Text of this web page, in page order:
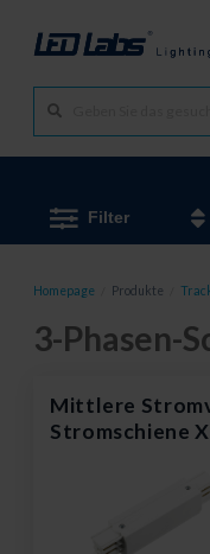
Filter
Homepage Produkte
3-Phasen-
Mittlere
Stromschiene